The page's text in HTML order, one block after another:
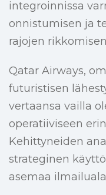
integroinnissa
onnistumisen ja
rajojen
Qatar Airways,
futuristisen
vertaansa vailla
operatiiviseen
Kehittyneiden
strateginen
asemaa